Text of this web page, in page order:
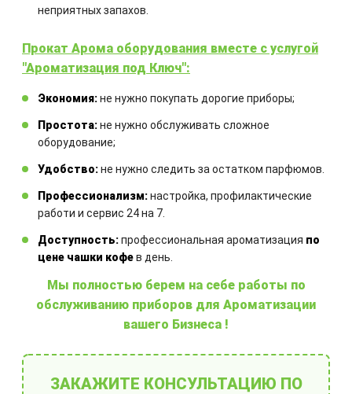
Комбинация оборудования
рассчитывается для каждого
отдельного проекта
ЗАКАЗАТЬ
Другие товары
неприятных запахов.
Прокат Арома оборудования вместе с услугой
"Ароматизация под Ключ":
Экономия:не нужно покупать дорогие приборы;
Простота:не нужно обслуживать сложное
оборудование;
Удобство:не нужно следить за остатком парфюмов.
Профессионализм:настройка, профилактические
работи и сервис 24 на 7.
Доступность:профессиональная ароматизация по
цене чашки кофев день.
Мы полностью берем на себе работы по
обслуживанию приборов для Ароматизации
вашего Бизнеса !
ЗАКАЖИТЕ КОНСУЛЬТАЦИЮ ПО